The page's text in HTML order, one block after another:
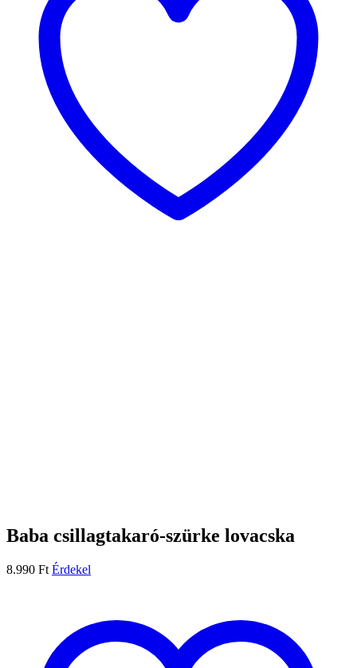
Baba csillagtakaró-szürke lovacska
8.990 Ft Érdekel